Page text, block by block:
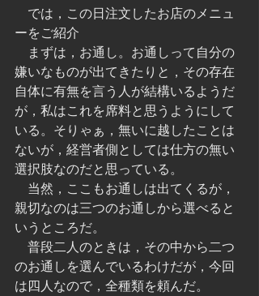
では，この日注文したお店のメニュ
ーをご紹介
まずは，お通し。お通しって自分の
嫌いなものが出てきたりと，その存在
自体に有無を言う人が結構いるようだ
が，私はこれを席料と思うようにして
いる。そりゃぁ，無いに越したことは
ないが，経営者側としては仕方の無い
選択肢なのだと思っている。
当然，ここもお通しは出てくるが，
親切なのは三つのお通しから選べると
いうところだ。
普段二人のときは，その中から二つ
のお通しを選んでいるわけだが，今回
は四人なので，全種類を頼んだ。